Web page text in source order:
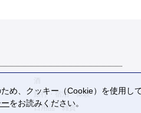
旅行・宿泊・体験
日用品・雑貨
め、クッキー（Cookie）を使用し
をお読みください。